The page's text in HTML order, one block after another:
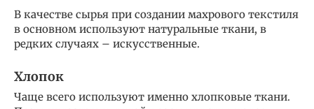
В качестве сырья при создании махрового текстиля
в основном используют натуральные ткани, в
редких случаях – искусственные.
Хлопок
Чаще всего используют именно хлопковые ткани.